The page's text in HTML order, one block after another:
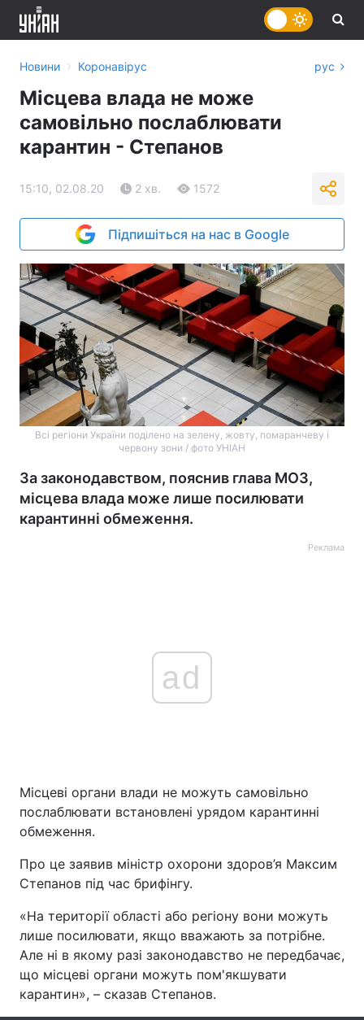
Головна Війна
Україна
Економіка Світ
Техно і зв'язок Лайт
Зброя Інциденти
Новини › Коронавірус рус
Місцева влада не може
самовільно послаблювати
карантин - Степанов
15:10, 02.08.20 2 хв. 1572
Підпишіться на нас в Google
Всі регіони України поділено на зелену, жовту, помаранчеву і
червону зони / фото УНІАН
За законодавством, пояснив глава МОЗ,
місцева влада може лише посилювати
карантинні обмеження.
Реклама
ad
Місцеві органи влади не можуть самовільно
послаблювати встановлені урядом карантинні
обмеження.
Про це заявив міністр охорони здоров’я Максим
Степанов під час брифінгу.
«На території області або регіону вони можуть
лише посилювати, якщо вважають за потрібне.
Але ні в якому разі законодавство не передбачає,
що місцеві органи можуть пом'якшувати
карантин», – сказав Степанов.